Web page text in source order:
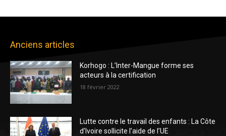
Anciens articles
Korhogo : L’Inter-Mangue forme ses
acteurs à la certification
18 février 2022
Lutte contre le travail des enfants : La Côte
d’Ivoire sollicite l’aide de l’UE